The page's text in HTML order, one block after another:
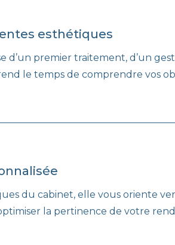
esthétiques
d’un premier traitement, d’un
le temps de comprendre vos
du cabinet, elle vous oriente
la pertinence de votre